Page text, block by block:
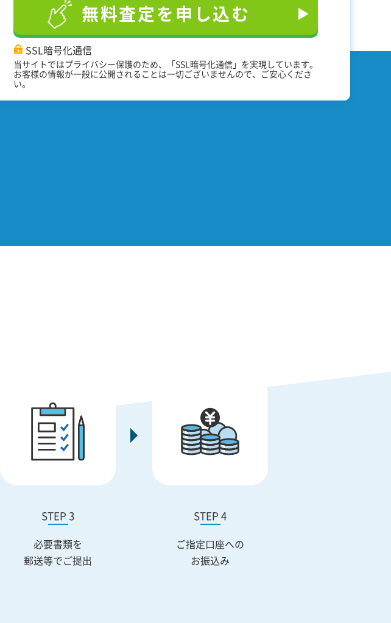
無料査定を申し込む
SSL暗号化通信
当サイトではプライバシー保護のため、「SSL暗号化通信」を実現しています。
お客様の情報が一般に公開されることは一切ございませんので、ご安心くださ
い。
STEP 3
必要書類を
郵送等でご提出
STEP 4
ご指定口座への
お振込み